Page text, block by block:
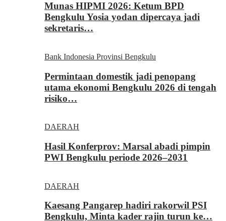
Munas HIPMI 2026: Ketum BPD
Bengkulu Yosia yodan dipercaya jadi
sekretaris…
Bank Indonesia Provinsi Bengkulu
Permintaan domestik jadi penopang
utama ekonomi Bengkulu 2026 di tengah
risiko…
DAERAH
Hasil Konferprov: Marsal abadi pimpin
PWI Bengkulu periode 2026–2031
DAERAH
Kaesang Pangarep hadiri rakorwil PSI
Bengkulu, Minta kader rajin turun ke…